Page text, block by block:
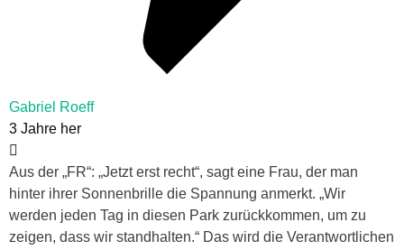
Gabriel Roeff
3 Jahre her
Aus der „FR“: „Jetzt erst recht“, sagt eine Frau, der man
hinter ihrer Sonnenbrille die Spannung anmerkt. „Wir
werden jeden Tag in diesen Park zurückkommen, um zu
zeigen, dass wir standhalten.“ Das wird die Verantwortlichen